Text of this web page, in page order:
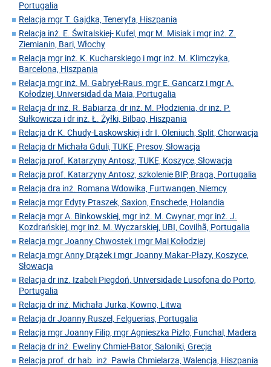
Portugalia
Relacja mgr T. Gajdka, Teneryfa, Hiszpania
Relacja inż. E. Świtalskiej- Kufel, mgr M. Misiak i mgr inż. Z.
Ziemianin, Bari, Włochy
Relacja mgr inż. K. Kucharskiego i mgr inż. M. Klimczyka,
Barcelona, Hiszpania
Relacja mgr inż. M. Gabryel-Raus, mgr E. Gancarz i mgr A.
Kołodziej, Universidad da Maia, Portugalia
Relacja dr inż. R. Babiarza, dr inż. M. Płodzienia, dr inż. P.
Sułkowicza i dr inż. Ł. Żyłki, Bilbao, Hiszpania
Relacja dr K. Chudy-Laskowskiej i dr I. Oleniuch, Split, Chorwacja
Relacja dr Michała Gduli, TUKE, Presov, Słowacja
Relacja prof. Katarzyny Antosz, TUKE, Koszyce, Słowacja
Relacja prof. Katarzyny Antosz, szkolenie BIP, Braga, Portugalia
Relacja dra inż. Romana Wdowika, Furtwangen, Niemcy
Relacja mgr Edyty Ptaszek, Saxion, Enschede, Holandia
Relacja mgr A. Binkowskiej, mgr inż. M. Cwynar, mgr inż. J.
Kozdrańskiej, mgr inż. M. Wyczarskiej, UBI, Covilhã, Portugalia
Relacja mgr Joanny Chwostek i mgr Mai Kołodziej
Relacja mgr Anny Drążek i mgr Joanny Makar-Płazy, Koszyce,
Słowacja
Relacja dr inż. Izabeli Piegdoń, Universidade Lusofona do Porto,
Portugalia
Relacja dr inż. Michała Jurka, Kowno, Litwa
Relacja dr Joanny Ruszel, Felguerias, Portugalia
Relacja mgr Joanny Filip, mgr Agnieszka Pizło, Funchal, Madera
Relacja dr inż. Eweliny Chmiel-Bator, Saloniki, Grecja
Relacja prof. dr hab. inż. Pawła Chmielarza, Walencja, Hiszpania